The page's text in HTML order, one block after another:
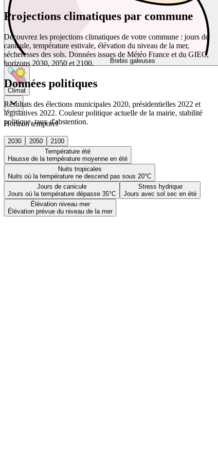
Brebis galeuses
Climat
Horizon temporel
2030 2050
2100
Température été
Hausse de la température moyenne en été
Nuits tropicales
Nuits où la température ne descend pas sous 20°C
Jours de canicule
Jours où la température dépasse 35°C
Stress hydrique
Jours avec sol sec en été
Élévation niveau mer
Élévation prévue du niveau de la mer
Projections climatiques par commune
Découvrez les projections climatiques de votre commune : jours de
canicule, température estivale, élévation du niveau de la mer,
sécheresses des sols. Données issues de Météo France et du GIEC,
horizons 2030, 2050 et 2100.
Données politiques
Résultats des élections municipales 2020, présidentielles 2022 et
législatives 2022. Couleur politique actuelle de la mairie, stabilité
politique, taux d'abstention.